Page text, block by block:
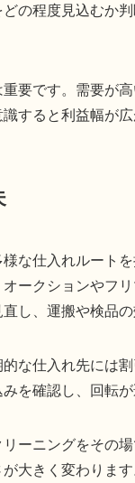
の程度見込むか
要です。需要が
すると利益幅が広
な仕入れルート
ークションやフ
し、運搬や検品
な仕入れ先には
を確認し、回転
ーニングをその
大きく変わります